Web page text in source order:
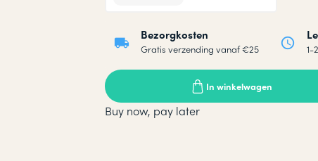
Bezorgkosten
Gratis verzending vanaf €25 1-
In winkelwagen
Buy now, pay later